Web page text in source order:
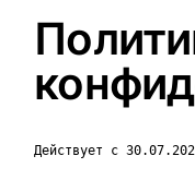
Действует с